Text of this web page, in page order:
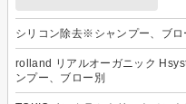
シリコン除去※シャンプー、ブロ
rolland リアルオーガニック
ンプー、ブロー別